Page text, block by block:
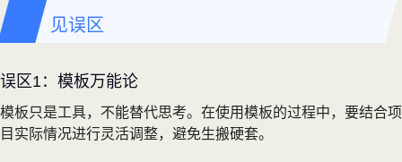
见误区
误区1：模板万能论
模板只是工具，不能替代思考。在使用模板的过程中，要结合项
目实际情况进行灵活调整，避免生搬硬套。